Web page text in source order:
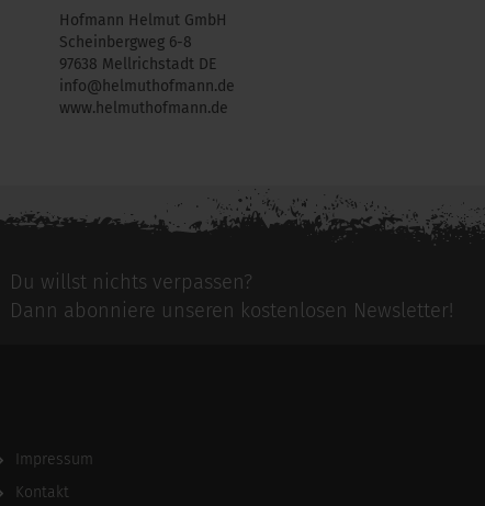
Hofmann Helmut GmbH
Scheinbergweg 6-8
97638 Mellrichstadt DE
info@helmuthofmann.de
www.helmuthofmann.de
Du willst nichts verpassen?
Dann abonniere unseren kostenlosen Newsletter!
Impressum
Kontakt